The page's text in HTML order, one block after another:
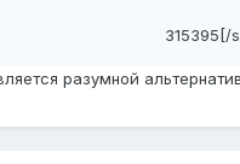
315395[/
разумной